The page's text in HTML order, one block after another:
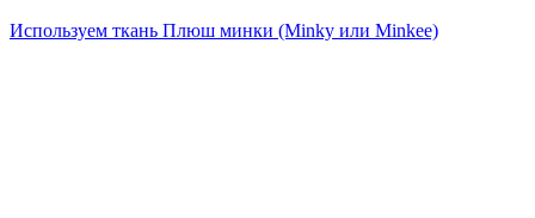
Используем ткань Плюш минки (Minky или Minkee)